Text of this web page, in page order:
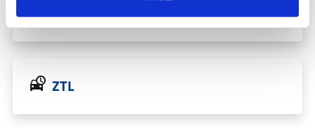
Urbanistica, Edilizia e PGT
ZTL